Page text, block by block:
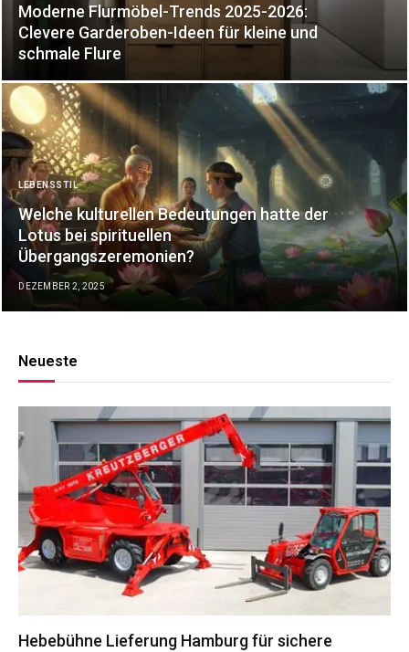
Moderne Flurmöbel-Trends 2025-2026:
Clevere Garderoben-Ideen für kleine und
schmale Flure
LEBENSSTIL
Welche kulturellen Bedeutungen hatte der
Lotus bei spirituellen
Übergangszeremonien?
DEZEMBER 2, 2025
Neueste
Hebebühne Lieferung Hamburg für sichere